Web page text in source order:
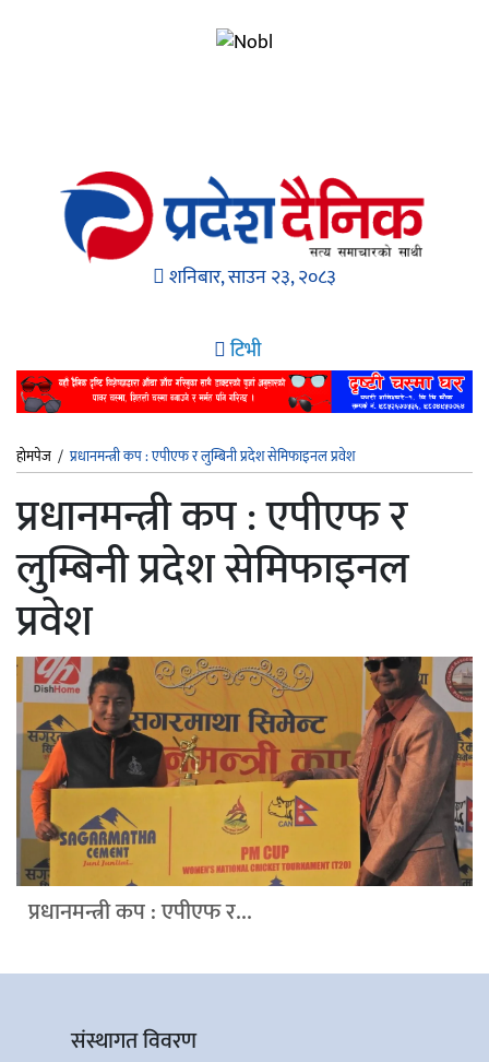
शनिबार, साउन २३, २०८३
टिभी
होमपेज /प्रधानमन्त्री कप : एपीएफ र लुम्बिनी प्रदेश सेमिफाइनल प्रवेश
प्रधानमन्त्री कप : एपीएफ र
लुम्बिनी प्रदेश सेमिफाइनल
प्रवेश
प्रधानमन्त्री कप : एपीएफ र...
संस्थागत विवरण